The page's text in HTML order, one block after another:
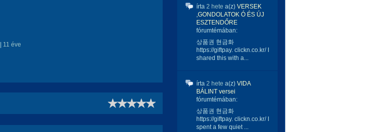
11 éve
írta 2 hete a(z) VERSEK
,GONDOLATOK Ó ÉS ÚJ
ESZTENDŐRE
fórumtémában:
상품권 현금화
https://giftpay. clickn.co.kr/ I
shared this with a...
írta 2 hete a(z) VIDA
BÁLINT versei
fórumtémában:
상품권 현금화
https://giftpay. clickn.co.kr/ I
spent a few quiet ...